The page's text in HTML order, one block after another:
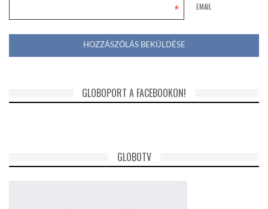
EMAIL
*
GLOBOPORT A FACEBOOKON!
GLOBOTV